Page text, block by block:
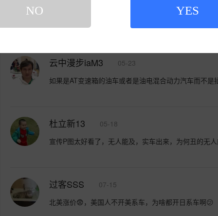
NO YES
云中漫步iaM3
05-23
如果是AT变速箱的油车或者是油电混合动力汽车而不是
杜立新13
05-18
宣传P图太好看了，无人能及，实车出来，为何丑的无
过客SSS
07-15
北美涨价😨，美国人不开美系车，为啥都开日系车啊😕